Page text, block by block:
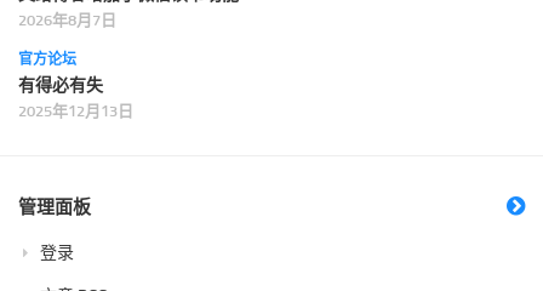
2026年8月7日
官方论坛
有得必有失
2025年12月13日
管理面板
登录